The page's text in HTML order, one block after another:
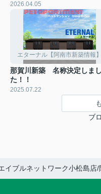
2026.04.05
エターナル【阿南市新築情報】
那賀川新築 名称決定しまし
た！！
2025.07.22
ブ
イブルネットワーク小松島店/